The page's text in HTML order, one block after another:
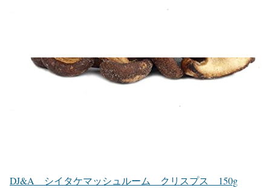
DJ&A シイタケマッシュルーム クリスプス 150g